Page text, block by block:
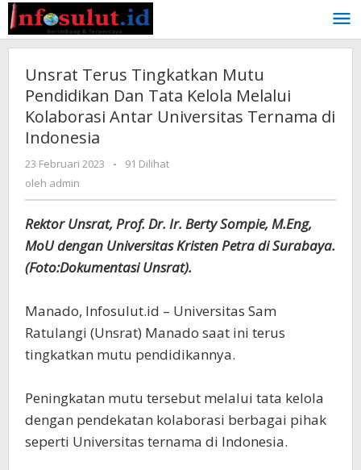
Lewati
ke
konten
Unsrat Terus Tingkatkan Mutu
Pendidikan Dan Tata Kelola Melalui
Kolaborasi Antar Universitas Ternama di
Indonesia
23 Februari 2023
oleh
-
91 Dilihat
oleh admin
Rektor Unsrat, Prof. Dr. Ir. Berty Sompie, M.Eng,
MoU dengan Universitas Kristen Petra di Surabaya.
(Foto:Dokumentasi Unsrat).
Manado, Infosulut.id – Universitas Sam
Ratulangi (Unsrat) Manado saat ini terus
tingkatkan mutu pendidikannya.
Peningkatan mutu tersebut melalui tata kelola
dengan pendekatan kolaborasi berbagai pihak
seperti Universitas ternama di Indonesia.